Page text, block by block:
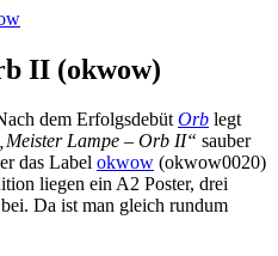
II (okwow)
dem ErfolgsdebütOrb legt
Lampe – Orb II“ sauber
das Label okwow (okwow0020)
liegen ein A2 Poster, drei
Da ist man gleich rundum